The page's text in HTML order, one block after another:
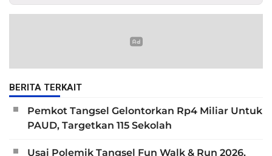
BERITA TERKAIT
Pemkot Tangsel Gelontorkan Rp4 Miliar Untuk
PAUD, Targetkan 115 Sekolah
Usai Polemik Tangsel Fun Walk & Run 2026,